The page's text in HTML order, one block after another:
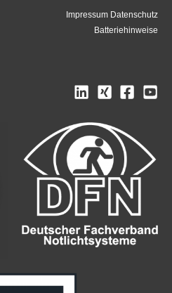
Impressum Datenschutz
Batteriehinweise